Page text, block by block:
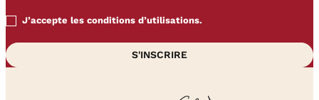
J’accepte les conditions d’utilisations.